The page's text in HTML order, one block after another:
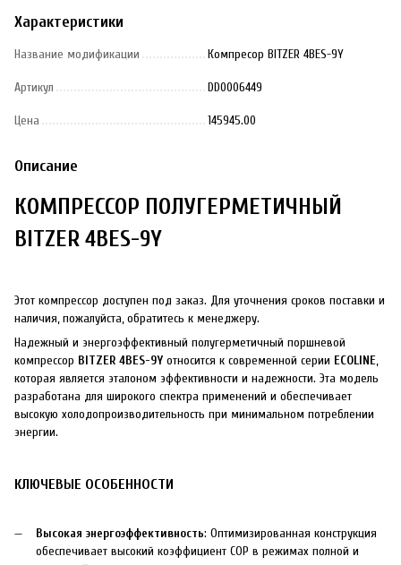
Характеристики
Название модификации Компресор BITZER 4BES-9Y
Артикул DD0006449
Цена 145945.00
Описание
КОМПРЕССОР ПОЛУГЕРМЕТИЧНЫЙ
BITZER 4BES-9Y
Этот компрессор доступен под заказ. Для уточнения сроков поставки и
наличия, пожалуйста, обратитесь к менеджеру.
Надежный и энергоэффективный полугерметичный поршневой
компрессор BITZER 4BES-9Y относится к современной серии ECOLINE,
которая является эталоном эффективности и надежности. Эта модель
разработана для широкого спектра применений и обеспечивает
высокую холодопроизводительность при минимальном потреблении
энергии.
КЛЮЧЕВЫЕ ОСОБЕННОСТИ
Высокая энергоэффективность: Оптимизированная конструкция
обеспечивает высокий коэффициент COP в режимах полной и